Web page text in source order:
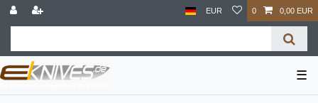
EUR 0 0,00 EUR
☰